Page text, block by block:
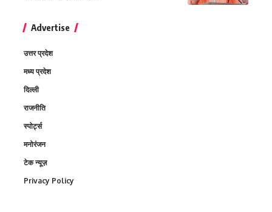
Advertise
उत्तर प्रदेश
मध्य प्रदेश
दिल्ली
राजनीति
स्पोर्ट्स
मनोरंजन
टेक न्यूज़
Privacy Policy